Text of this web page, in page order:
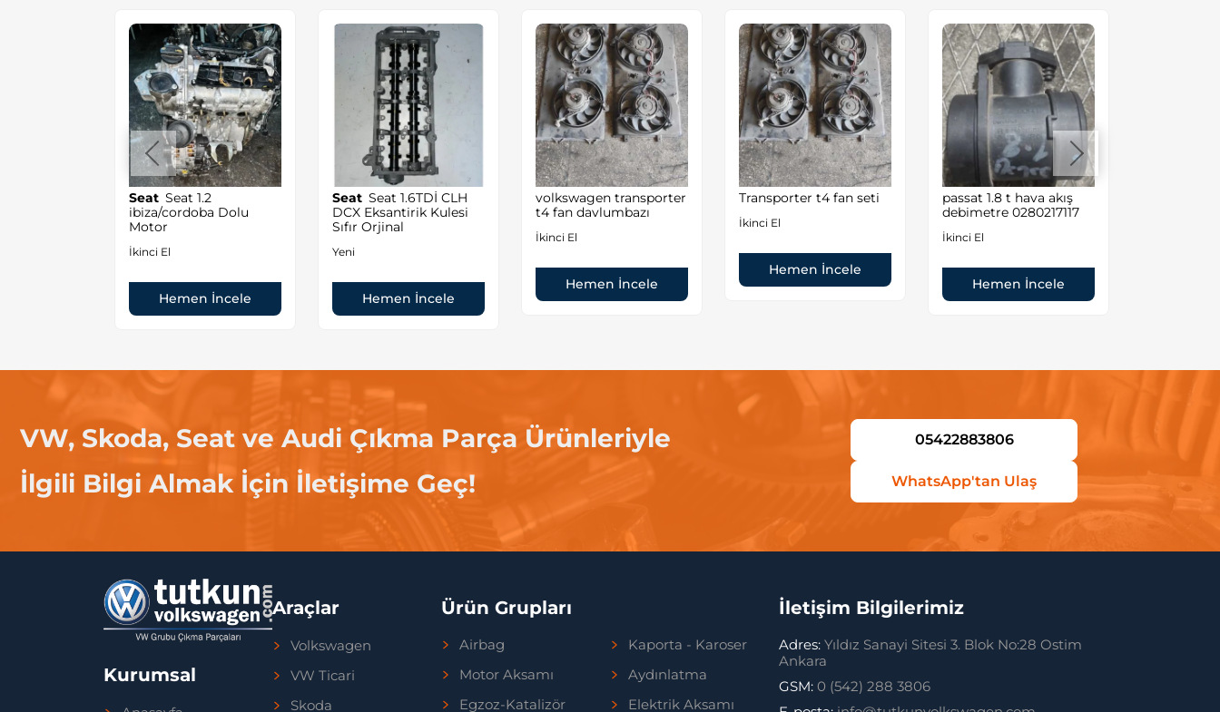
Seat
ibiza/cordoba Dolu
Motor
İkinci El
Hemen İncele
Seat
DCX Eksantirik Kulesi
Sıfır Orjinal
Yeni
Hemen İncele
volkswagen transporter
t4 fan davlumbazı
İkinci El
Hemen İncele
Transporter t4 fan seti
İkinci El
Hemen İncele
passat 1.8 t hava akış
debimetre 0280217117
İkinci El
Hemen İncele
VW, Skoda, Seat ve Audi Çıkma Parça Ürünleriyle
İlgili Bilgi Almak İçin İletişime Geç!
05422883806
WhatsApp'tan Ulaş
Kurumsal
Araçlar
Volkswagen
VW Ticari
Skoda
Ürün Grupları
Airbag
Kaporta - Karoser
Motor Aksamı
Aydınlatma
Egzoz-Katalizör
Elektrik Aksamı
İletişim Bilgilerimiz
Adres: Yıldız Sanayi Sitesi 3. Blok No:28 Ostim
Ankara
GSM: 0 (542) 288 3806